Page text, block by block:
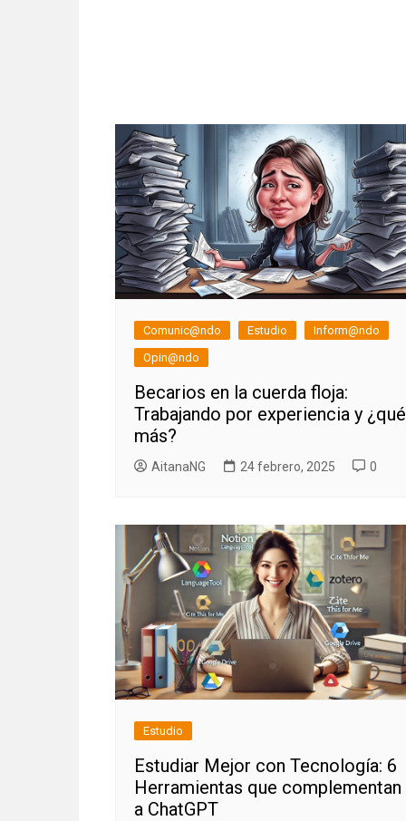
Comunic@ndo Estudio
Inform@ndo
Opin@ndo
Becarios en la cuerda floja:
Trabajando por experiencia y ¿qué
más?
AitanaNG 24 febrero, 2025 0
Estudio
Estudiar Mejor con Tecnología: 6
Herramientas que complementan
a ChatGPT